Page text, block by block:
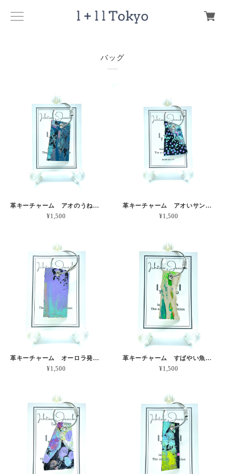
バッグ
革キーチャーム アオのうねりとしぶき 本革
¥1,500
革キーチャーム アオいサンゴの産卵 本革
¥1,500
革キーチャーム オーロラ発生の瞬間 本革
¥1,500
革キーチャーム すばやい魚群 本革
¥1,500